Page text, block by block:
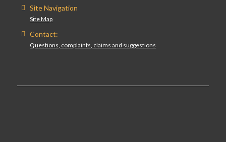
Site Navigation
Site Map
Contact:
Questions, complaints, claims and suggestions